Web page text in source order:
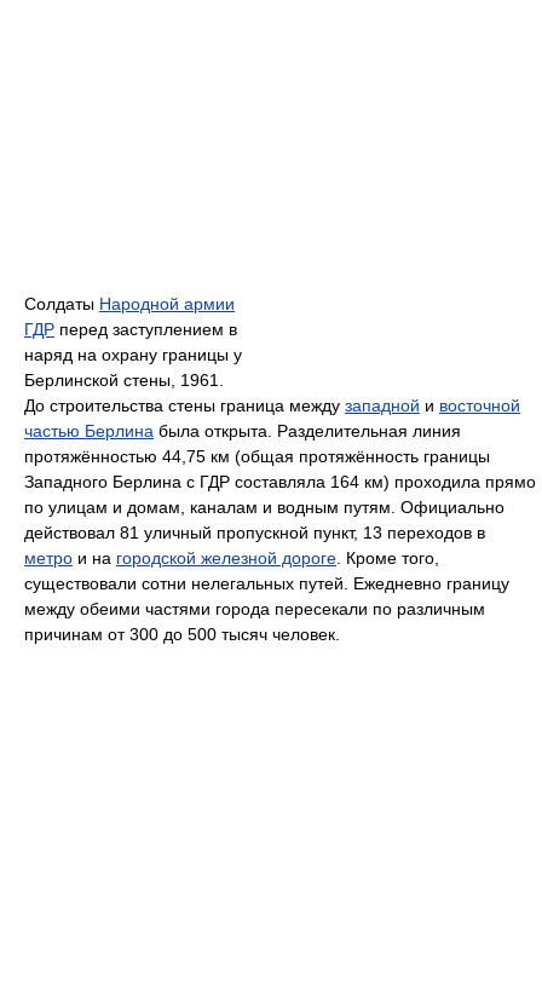
Солдаты Народной армии
ГДР перед заступлением в
наряд на охрану границы у
Берлинской стены, 1961.
До строительства стены граница между западной и восточной
частью Берлина была открыта. Разделительная линия
протяжённостью 44,75 км (общая протяжённость границы
Западного Берлина с ГДР составляла 164 км) проходила прямо
по улицам и домам, каналам и водным путям. Официально
действовал 81 уличный пропускной пункт, 13 переходов в
метро и на городской железной дороге . Кроме того,
существовали сотни нелегальных путей. Ежедневно границу
между обеими частями города пересекали по различным
причинам от 300 до 500 тысяч человек.